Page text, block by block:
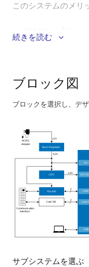
このシステムのメリ
高性能Arm
し、低消費電力で
NPUを統合した
どのインテリジ
ートで適応力の
ローラ、および
用して、画像のキ
イス処理を簡素化
強力なPWMタイ
細かなモータ制
し、描画アームの
MCU 上で実行さ
ロボット システ
し、リアルタイム
続きを読む
ブロック図
ブロックを選択し、デ
interactive
block
diagram
3.3V
1.8V
RS-485
CAN T/R
2
2
LDO
Communication
Interface
AC/DC
Adapter
12V
UART
CAN
USB
VDD
Buck Regulator
サブシステムを選ぶ